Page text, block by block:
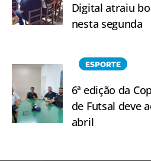
Digital atraiu
nesta segunda
ESPORTE
6ª edição da
de Futsal deve
abril